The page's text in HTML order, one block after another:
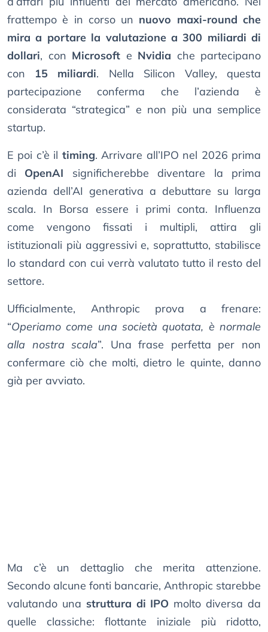
frattempo è in corso un nuovo maxi-round che
mira a portare la valutazione a 300 miliardi di
dollari, con Microsoft e Nvidia che partecipano
con 15 miliardi. Nella Silicon Valley, questa
partecipazione conferma che l’azienda è
considerata “strategica” e non più una semplice
startup.
E poi c’è il timing. Arrivare all’IPO nel 2026 prima
di OpenAI significherebbe diventare la prima
azienda dell’AI generativa a debuttare su larga
scala. In Borsa essere i primi conta. Influenza
come vengono fissati i multipli, attira gli
istituzionali più aggressivi e, soprattutto, stabilisce
lo standard con cui verrà valutato tutto il resto del
settore.
Ufficialmente, Anthropic prova a frenare:
“Operiamo come una società quotata, è normale
alla nostra scala”. Una frase perfetta per non
confermare ciò che molti, dietro le quinte, danno
già per avviato.
Ma c’è un dettaglio che merita attenzione.
Secondo alcune fonti bancarie, Anthropic starebbe
valutando una struttura di IPO molto diversa da
quelle classiche: flottante iniziale più ridotto,